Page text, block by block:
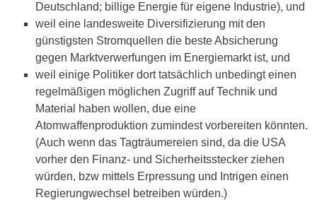
Deutschland; billige Energie für eigene Industrie), und
weil eine landesweite Diversifizierung mit den
günstigsten Stromquellen die beste Absicherung
gegen Marktverwerfungen im Energiemarkt ist, und
weil einige Politiker dort tatsächlich unbedingt einen
regelmäßigen möglichen Zugriff auf Technik und
Material haben wollen, due eine
Atomwaffenproduktion zumindest vorbereiten könnten.
(Auch wenn das Tagträumereien sind, da die USA
vorher den Finanz- und Sicherheitsstecker ziehen
würden, bzw mittels Erpressung und Intrigen einen
Regierungwechsel betreiben würden.)